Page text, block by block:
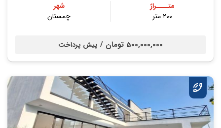
متــــراژ
۲۰۰ متر
شهر
چمستان
500,000,000 تومان / پیش پرداخت